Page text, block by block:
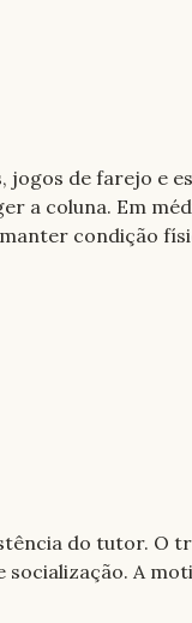
jogos de farejo e
a coluna. Em
condição
do tutor. O
A